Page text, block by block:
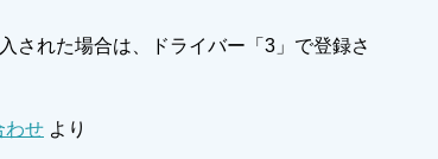
された場合は、ドライバー「3」で登録さ
わせ より